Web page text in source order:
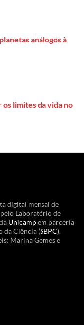
análogos à
limites da vida no
digital mensal de
Laboratório de
Unicampem parceria
da Ciência (SBPC).
Marina Gomes e